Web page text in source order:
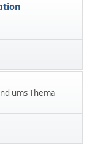
ums Thema